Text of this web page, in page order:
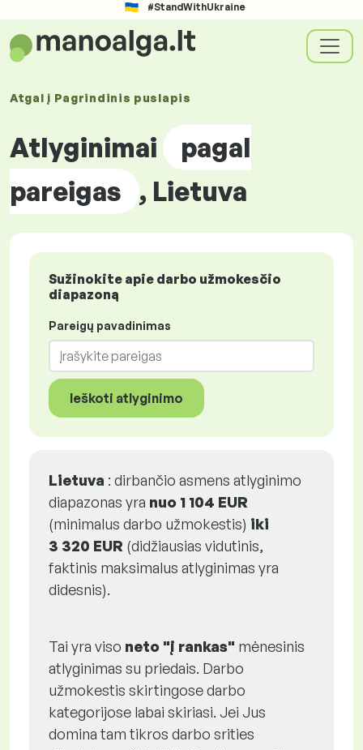
#StandWithUkraine
Atgal į Pagrindinis puslapis
Atlyginimai
pagal
pareigas , Lietuva
Sužinokite apie darbo užmokesčio
diapazoną
Pareigų pavadinimas
Ieškoti atlyginimo
Lietuva : dirbančio asmens atlyginimo
diapazonas yra nuo 1 104 EUR
(minimalus darbo užmokestis) iki
3 320 EUR (didžiausias vidutinis,
faktinis maksimalus atlyginimas yra
didesnis).
Tai yra viso neto "į rankas" mėnesinis
atlyginimas su priedais. Darbo
užmokestis skirtingose darbo
kategorijose labai skiriasi. Jei Jus
domina tam tikros darbo srities